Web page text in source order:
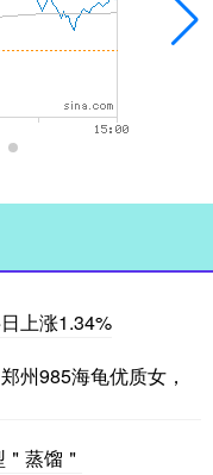
上涨1.34%
州985海龟优质女，
蒸馏＂